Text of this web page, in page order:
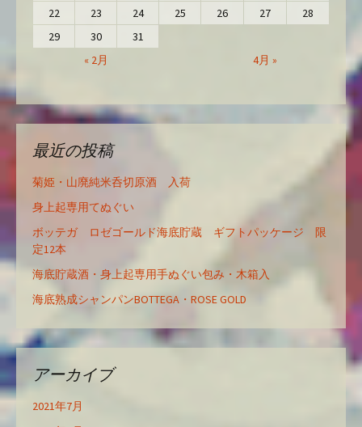
« 2月 4月 »
22
23 24 25 26 27
28
29
30 31
最近の投稿
菊姫・山廃純米呑切原酒 入荷
身上起専用てぬぐい
ボッテガ ロゼゴールド海底貯蔵 ギフトパッケージ 限
定12本
海底貯蔵酒・身上起専用手ぬぐい包み・木箱入
海底熟成シャンパンBOTTEGA・ROSE GOLD
アーカイブ
2021年7月